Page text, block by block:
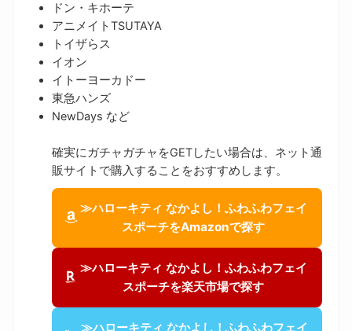
ドン・キホーテ
アニメイトTSUTAYA
トイザらス
イオン
イトーヨーカドー
東急ハンズ
NewDays など
確実にガチャガチャをGETしたい場合は、ネット通
販サイトで購入することをおすすめします。
≫ハローキティ なかよし！ふわふわフェイ
スポーチをAmazonで探す
≫ハローキティ なかよし！ふわふわフェイ
スポーチを楽天市場で探す
≫ハローキティ なかよし！ふわふわフェイ